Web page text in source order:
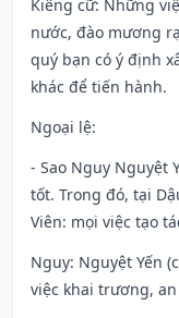
Kiêng cữ: Những
nước, đào mương
quý bạn có ý định
khác để tiến hành.
Ngoại lệ:
- Sao Nguy Nguyệt
tốt. Trong đó, tại
Viên: mọi việc tạo
Nguy: Nguyệt Yến
việc khai trương,